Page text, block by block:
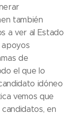
también
a ver al Estado
apoyos
de
el que lo
idóneo
vemos que
en